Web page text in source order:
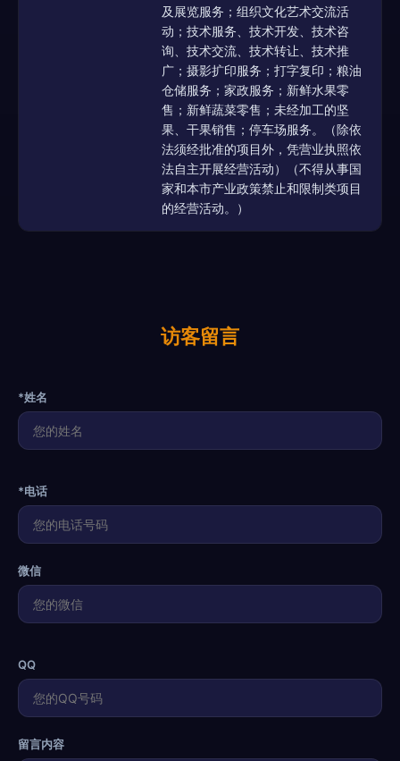
及展览服务；组织文化艺术交流活
动；技术服务、技术开发、技术咨
询、技术交流、技术转让、技术推
广；摄影扩印服务；打字复印；粮油
仓储服务；家政服务；新鲜水果零
售；新鲜蔬菜零售；未经加工的坚
果、干果销售；停车场服务。（除依
法须经批准的项目外，凭营业执照依
法自主开展经营活动）（不得从事国
家和本市产业政策禁止和限制类项目
的经营活动。）
访客留言
*姓名
*电话
微信
QQ
留言内容